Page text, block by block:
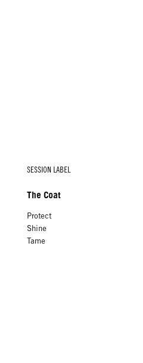
SESSION LABEL
The Coat
Protect
Shine
Tame